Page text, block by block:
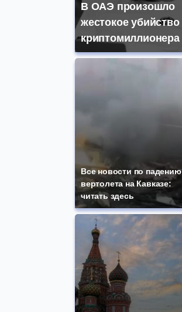
В ОАЭ произошло
жестокое убийство
криптомиллионера
Все новости по падению
вертолета на Кавказе:
читать здесь